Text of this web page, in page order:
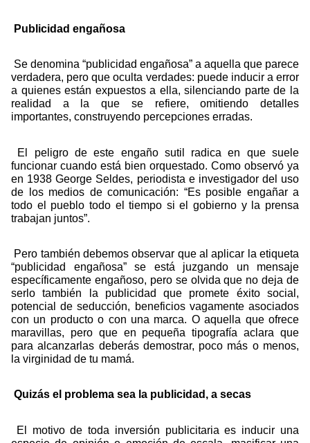
Publicidad engañosa
Se denomina “publicidad engañosa” a aquella que parece
verdadera, pero que oculta verdades: puede inducir a error
a quienes están expuestos a ella, silenciando parte de la
realidad a la que se refiere, omitiendo detalles
importantes, construyendo percepciones erradas.
El peligro de este engaño sutil radica en que suele
funcionar cuando está bien orquestado. Como observó ya
en 1938 George Seldes, periodista e investigador del uso
de los medios de comunicación: “Es posible engañar a
todo el pueblo todo el tiempo si el gobierno y la prensa
trabajan juntos”.
Pero también debemos observar que al aplicar la etiqueta
“publicidad engañosa” se está juzgando un mensaje
específicamente engañoso, pero se olvida que no deja de
serlo también la publicidad que promete éxito social,
potencial de seducción, beneficios vagamente asociados
con un producto o con una marca. O aquella que ofrece
maravillas, pero que en pequeña tipografía aclara que
para alcanzarlas deberás demostrar, poco más o menos,
la virginidad de tu mamá.
Quizás el problema sea la publicidad, a secas
El motivo de toda inversión publicitaria es inducir una